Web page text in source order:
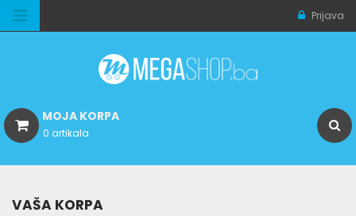
Prijava
MOJA KORPA
0 artikala
VAŠA KORPA